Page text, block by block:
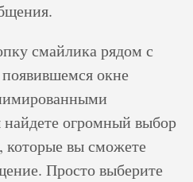
смайлика рядом с
окне
огромный выбор
которые вы сможете
Просто выберите